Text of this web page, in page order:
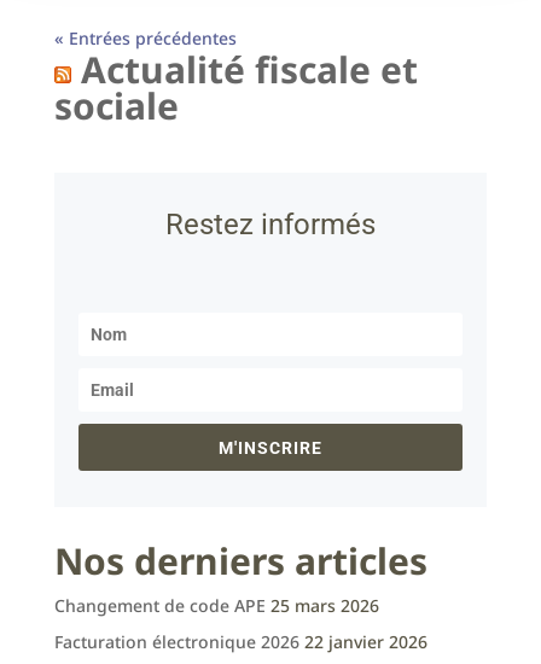
« Entrées précédentes
Actualité fiscale et
sociale
Restez informés
M'INSCRIRE
Nos derniers articles
Changement de code APE 25 mars 2026
Facturation électronique 2026 22 janvier 2026